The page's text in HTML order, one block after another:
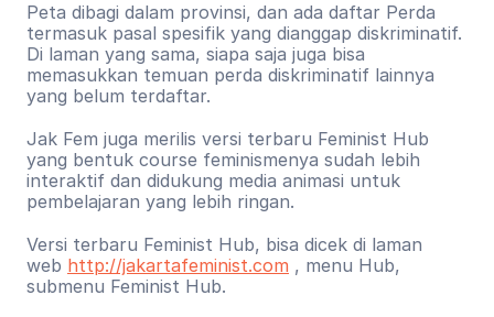
Peta dibagi dalam provinsi, dan ada daftar Perda
termasuk pasal spesifik yang dianggap diskriminatif.
Di laman yang sama, siapa saja juga bisa
memasukkan temuan perda diskriminatif lainnya
yang belum terdaftar.
Jak Fem juga merilis versi terbaru Feminist Hub
yang bentuk course feminismenya sudah lebih
interaktif dan didukung media animasi untuk
pembelajaran yang lebih ringan.
Versi terbaru Feminist Hub, bisa dicek di laman
web http://jakartafeminist.com , menu Hub,
submenu Feminist Hub.